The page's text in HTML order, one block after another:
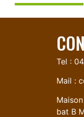
Tel :
Mail :
bat B